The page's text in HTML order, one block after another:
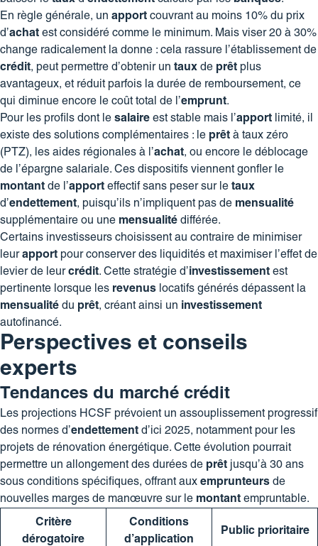
En règle générale, un apport couvrant au moins 10% du prix
d’achat est considéré comme le minimum. Mais viser 20 à 30%
change radicalement la donne : cela rassure l’établissement de
crédit, peut permettre d’obtenir un taux de prêt plus
avantageux, et réduit parfois la durée de remboursement, ce
qui diminue encore le coût total de l’emprunt.
Pour les profils dont le salaire est stable mais l’apport limité, il
existe des solutions complémentaires : le prêt à taux zéro
(PTZ), les aides régionales à l’achat, ou encore le déblocage
de l’épargne salariale. Ces dispositifs viennent gonfler le
montant de l’apport effectif sans peser sur le taux
d’endettement, puisqu’ils n’impliquent pas de mensualité
supplémentaire ou une mensualité différée.
Certains investisseurs choisissent au contraire de minimiser
leurapport pour conserver des liquidités et maximiser l’effet de
levier de leurcrédit. Cette stratégie d’investissement est
pertinente lorsque les revenus locatifs générés dépassent la
mensualité du prêt, créant ainsi un investissement
autofinancé.
Perspectives et conseils
experts
Tendances du marché crédit
Les projections HCSF prévoient un assouplissement progressif
des normes d’endettement d’ici 2025, notamment pour les
projets de rénovation énergétique. Cette évolution pourrait
permettre un allongement des durées de prêt jusqu’à 30 ans
sous conditions spécifiques, offrant aux emprunteurs de
nouvelles marges de manœuvre sur le montant empruntable.
Critère
dérogatoire
Conditions
d’application
Public prioritaire